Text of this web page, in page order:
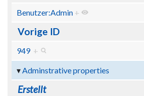
Benutzer:Admin +
Vorige ID
949 +
Adminstrative properties
Erstellt